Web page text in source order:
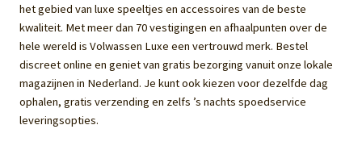
het gebied van luxe speeltjes en accessoires van de beste
kwaliteit. Met meer dan 70 vestigingen en afhaalpunten over de
hele wereld is Volwassen Luxe een vertrouwd merk. Bestel
discreet online en geniet van gratis bezorging vanuit onze lokale
magazijnen in Nederland. Je kunt ook kiezen voor dezelfde dag
ophalen, gratis verzending en zelfs ’s nachts spoedservice
leveringsopties.